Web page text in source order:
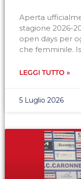
Aperta
stagione 2026-
open days per
che femminile.
LEGGI TUTTO »
5 Luglio 2026